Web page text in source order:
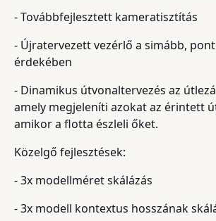
- Továbbfejlesztett kameratisztítás
- Újratervezett vezérlő a simább,
érdekében
- Dinamikus útvonaltervezés az
amely megjeleníti azokat az érintett
amikor a flotta észleli őket.
Közelgő fejlesztések:
- 3x modellméret skálázás
- 3x modell kontextus hosszának